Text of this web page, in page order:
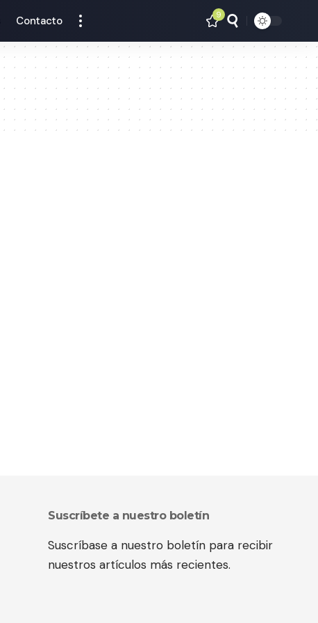
Contacto 9
Suscríbete a nuestro boletín
Suscríbase a nuestro boletín para recibir
nuestros artículos más recientes.